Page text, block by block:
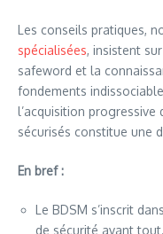
Les conseils pratiques,
spécialisées, insistent
safeword et la
fondements
l’acquisition progressive
sécurisés constitue une
En bref :
Le BDSM s’inscrit
de sécurité avant tout.